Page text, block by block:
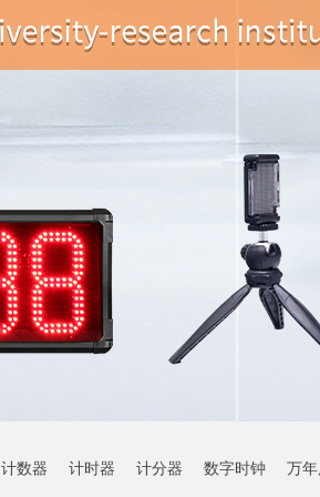
计数器 计时器 计分器 数字时钟 万